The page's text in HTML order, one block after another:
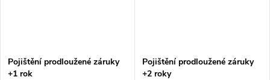
Pojištění prodloužené záruky
+1 rok
Pojištění prodloužené záruky
+2 roky